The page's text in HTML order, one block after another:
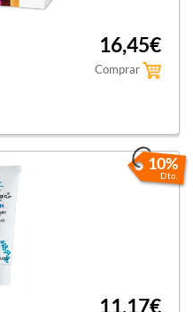
16,45€
Comprar
10%
Dto.
11,17€